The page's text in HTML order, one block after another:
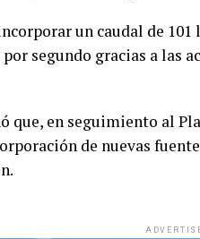
un caudal de
segundo gracias a las
que, en seguimiento al
de nuevas